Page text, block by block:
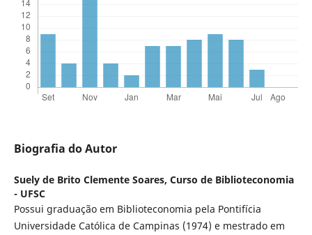
Biografia do Autor
Suely de Brito Clemente Soares, Curso de Biblioteconomia
- UFSC
Possui graduação em Biblioteconomia pela Pontifícia
Universidade Católica de Campinas (1974) e mestrado em